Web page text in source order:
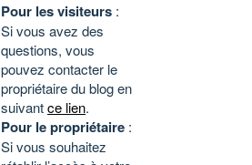
Pour les visiteurs :
Si vous avez des
questions, vous
pouvez contacter le
propriétaire du blog en
suivantce lien.
Pour le propriétaire :
Si vous souhaitez